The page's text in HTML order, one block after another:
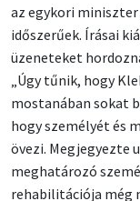
az egykori
időszerűek. Írásai
üzeneteket
„Úgy tűnik, hogy
mostanában sokat
hogy személyét és
övezi. Megjegyezte
meghatározó
rehabilitációja még